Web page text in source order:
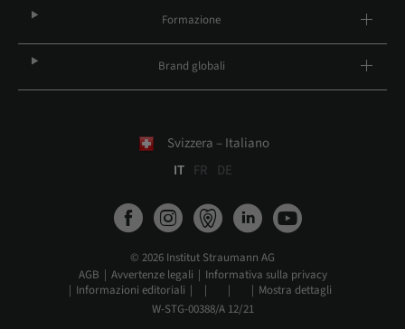
Formazione
Brand globali
Svizzera – Italiano
IT FR DE
© 2026 Institut Straumann AG
AGB
Avvertenze legali
Informativa sulla privacy
Informazioni editoriali
Mostra dettagli
W-STG-00388/A 12/21